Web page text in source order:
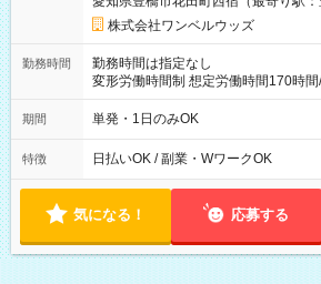
株式会社ワンベルウッズ
勤務時間
勤務時間は指定なし
変形労働時間制 想定労働時間170時間/月 ☆シフト例 ＊8/
10/26 全日共通 08：00～12：00 17
～9/19のみ下記シフトもあります！ 12：
00
期間 単発・1日のみOK
特徴 日払いOK / 副業・WワークOK
気になる！ 応募する